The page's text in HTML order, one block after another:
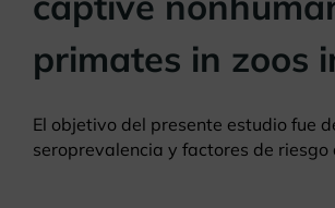
primates in zoos
El objetivo del presente estudio fue
seroprevalencia y factores de riesgo